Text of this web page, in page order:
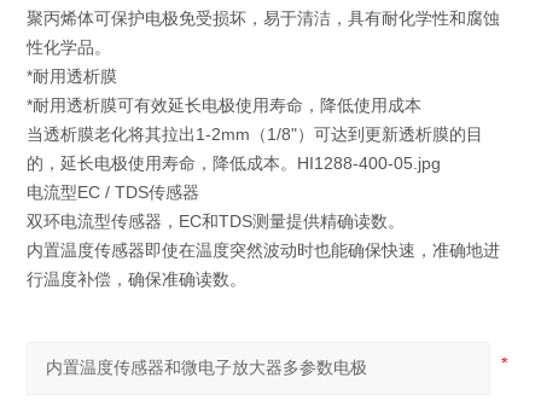
聚丙烯体可保护电极免受损坏，易于清洁，具有耐化学性和腐蚀
性化学品。
*耐用透析膜
*耐用透析膜可有效延长电极使用寿命，降低使用成本
当透析膜老化将其拉出1-2mm（1/8"）可达到更新透析膜的目
的，延长电极使用寿命，降低成本。HI1288-400-05.jpg
电流型EC / TDS传感器
双环电流型传感器，EC和TDS测量提供精确读数。
内置温度传感器即使在温度突然波动时也能确保快速，准确地进
行温度补偿，确保准确读数。